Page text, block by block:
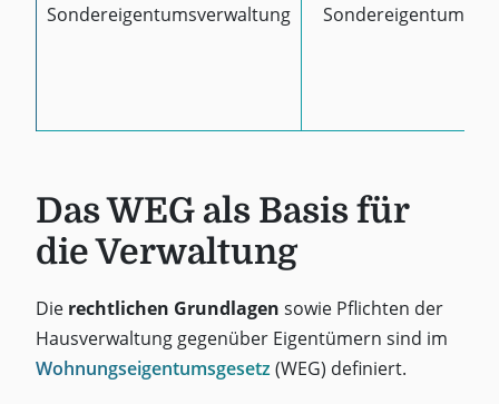
Sondereigentumsverwaltung Sondereigentum
Das WEG als Basis für
die Verwaltung
Die rechtlichen Grundlagen sowie Pflichten der
Hausverwaltung gegenüber Eigentümern sind im
Wohnungseigentumsgesetz (WEG) definiert.